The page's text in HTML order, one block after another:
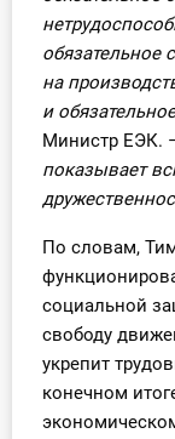
обязательное
на
и
Министр ЕЭК.
показывает
По словам,
социальной
свободу
укрепит
конечном